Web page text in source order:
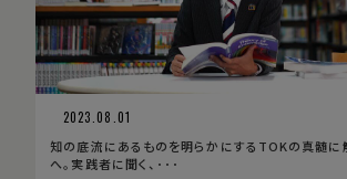
2023.08.01
知の底流にあるものを明らかにするTOKの真髄に
へ。実践者に聞く、･･･